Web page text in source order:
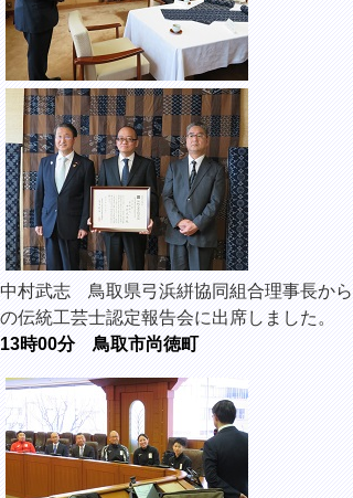
中村武志 鳥取県弓浜絣協同組合理事長から
の伝統工芸士認定報告会に出席しました。
13時00分 鳥取市尚徳町